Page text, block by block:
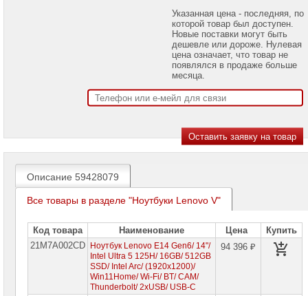
Hiper
Ноутбуки
MSI
Ноутбуки
Ноутбуки
Asus
Указанная цена - последняя, по
которой товар был доступен.
Новые поставки могут быть
дешевле или дороже. Нулевая
цена означает, что товар не
появлялся в продаже больше
месяца.
Описание 59428079
Все товары в разделе "Ноутбуки Lenovo V"
Код товара Наименование Цена
Купить
21M7A002CD
Ноутбук Lenovo E14 Gen6/ 14"/
Intel Ultra 5 125H/ 16GB/ 512GB
SSD/ Intel Arc/ (1920x1200)/
Win11Home/ Wi-Fi/ BT/ CAM/
Thunderbolt/ 2xUSB/ USB-C
94 396 ₽